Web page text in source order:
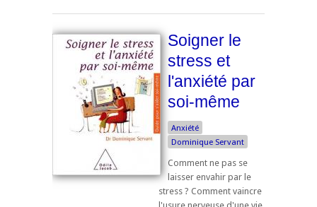
Soigner le
stress et
l'anxiété par
soi-même
Anxiété
Dominique Servant
Comment ne pas se
laisser envahir par le
stress ? Comment vaincre